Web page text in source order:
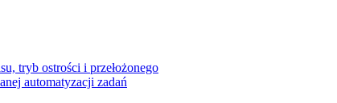
tryb ostrości i przełożonego
automatyzacji zadań